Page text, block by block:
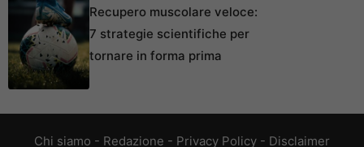
Recupero muscolare veloce:
7 strategie scientifiche per
tornare in forma prima
Chi siamo - Redazione - Privacy Policy - Disclaimer